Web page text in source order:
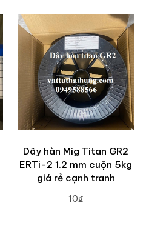
Dây hàn Mig Titan GR2
ERTi-2 1.2 mm cuộn 5kg
giá rẻ cạnh tranh
10₫